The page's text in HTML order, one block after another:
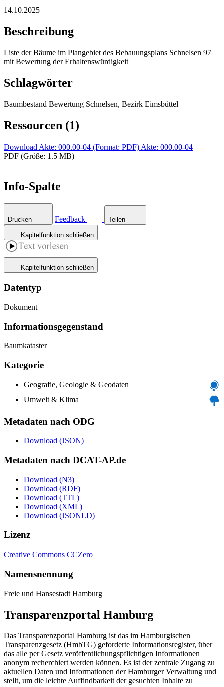
14.10.2025
Beschreibung
Liste der Bäume im Plangebiet des Bebauungsplans Schnelsen 97
mit Bewertung der Erhaltenswürdigkeit
Schlagwörter
Baumbestand Bewertung Schnelsen, Bezirk Eimsbüttel
Ressourcen (1)
Download Akte: 000.00-04 (Format: PDF) Akte: 000.00-04
PDF (Größe: 1.5 MB)
Info-Spalte
Drucken Feedback Teilen
Kapitelfunktion schließen
Kapitelfunktion schließen
Datentyp
Dokument
Informations­gegenstand
Baumkataster
Kategorie
Geografie, Geologie & Geodaten
Umwelt & Klima
Metadaten nach ODG
Download (JSON)
Metadaten nach DCAT-AP.de
Download (N3)
Download (RDF)
Download (TTL)
Download (XML)
Download (JSONLD)
Lizenz
Creative Commons CCZero
Namensnennung
Freie und Hansestadt Hamburg
Transparenzportal Hamburg
Das Transparenzportal Hamburg ist das im Hamburgischen
Transparenzgesetz (HmbTG) geforderte Informationsregister, über
das alle per Gesetz veröffentlichungspflichtigen Informationen
anonym recherchiert werden können. Es ist der zentrale Zugang zu
aktuellen Daten und Informationen der Hamburger Verwaltung und
stellt, um die leichte Auffindbarkeit der gesuchten Inhalte zu